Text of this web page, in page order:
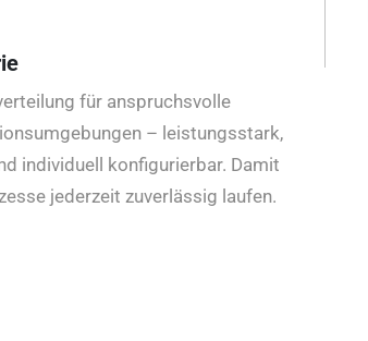
für anspruchsvolle
– leistungsstark,
individuell konfigurierbar. Damit
jederzeit zuverlässig laufen.